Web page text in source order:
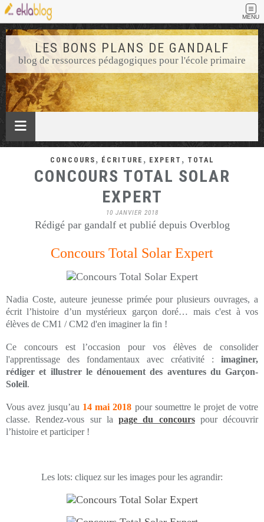
MENU
LES BONS PLANS DE GANDALF
blog de ressources pédagogiques pour l'école primaire
CONCOURS , ÉCRITURE , EXPERT , TOTAL
CONCOURS TOTAL SOLAR
EXPERT
10 JANVIER 2018
Rédigé par gandalf et publié depuis Overblog
Concours Total Solar Expert
Nadia Coste, auteure jeunesse primée pour plusieurs ouvrages, a
écrit l’histoire d’un mystérieux garçon doré… mais c'est à vos
élèves de CM1 / CM2 d'en imaginer la fin !
Ce concours est l’occasion pour vos élèves de consolider
l'apprentissage des fondamentaux avec créativité : imaginer,
rédiger et illustrer le dénouement des aventures du Garçon-
Soleil.
Vous avez jusqu’au 14 mai 2018 pour soumettre le projet de votre
classe. Rendez-vous sur la page du concourspour découvrir
l’histoire et participer !
Les lots: cliquez sur les images pour les agrandir: